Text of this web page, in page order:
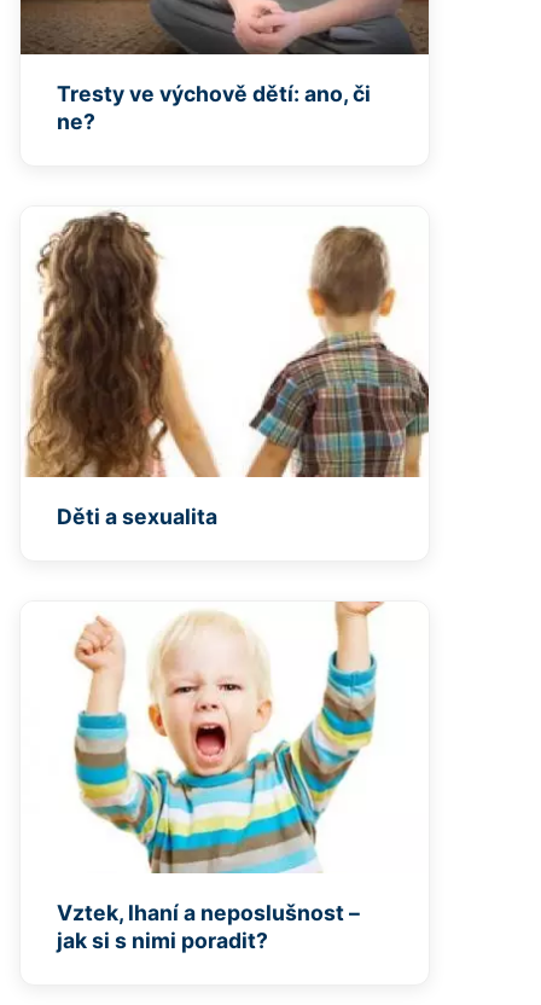
Tresty ve výchově dětí: ano, či
ne?
Děti a sexualita
Vztek, lhaní a neposlušnost –
jak si s nimi poradit?